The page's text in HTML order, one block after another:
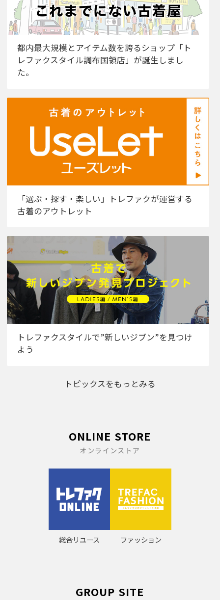
都内最大規模とアイテム数を誇るショップ「ト
レファクスタイル調布国領店」が誕生しまし
た。
「選ぶ・探す・楽しい」トレファクが運営する
古着のアウトレット
トレファクスタイルで”新しいジブン”を見つけ
よう
トピックスをもっとみる
ONLINE STORE
オンラインストア
総合リユース ファッション
GROUP SITE